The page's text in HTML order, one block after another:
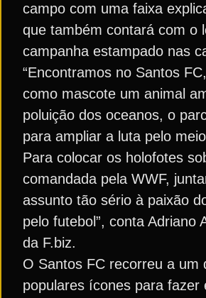
campo com uma faixa
que também contará com o
campanha estampado nas
“Encontramos no Santos
como mascote um animal
poluição dos oceanos, o
para ampliar a luta pelo
Para colocar os holofotes
comandada pela WWF,
assunto tão sério à paixão
pelo futebol”, conta Adriano
da F.biz.
O Santos FC recorreu a um
populares ícones para fazer